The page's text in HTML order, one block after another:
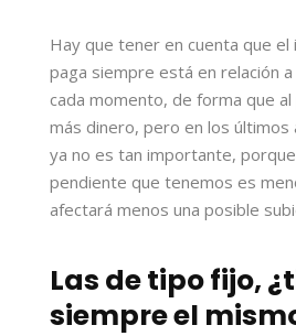
Hay que tener en cuenta que
paga siempre está en relación
cada momento, de forma que
más dinero, pero en los
ya no es tan importante,
pendiente que tenemos es
afectará menos una posible
Las de tipo fijo,
siempre el